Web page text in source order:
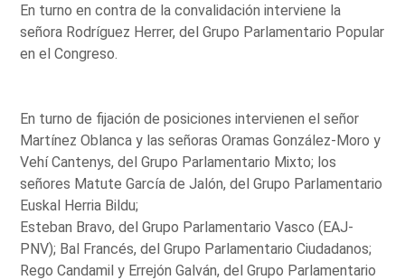
En turno en contra de la convalidación interviene la
señora Rodríguez Herrer, del Grupo Parlamentario Popular
en el Congreso.
En turno de fijación de posiciones intervienen el señor
Martínez Oblanca y las señoras Oramas González-Moro y
Vehí Cantenys, del Grupo Parlamentario Mixto; los
señores Matute García de Jalón, del Grupo Parlamentario
Euskal Herria Bildu;
Esteban Bravo, del Grupo Parlamentario Vasco (EAJ-
PNV); Bal Francés, del Grupo Parlamentario Ciudadanos;
Rego Candamil y Errejón Galván, del Grupo Parlamentario